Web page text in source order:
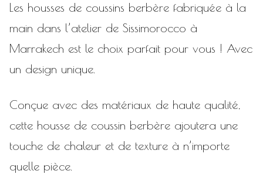
Les housses de coussins berbère fabriquée à la
main dans l’atelier de Sissimorocco à
Marrakech est le choix parfait pour vous ! Avec
un design unique.
Conçue avec des matériaux de haute qualité,
cette housse de coussin berbère ajoutera une
touche de chaleur et de texture à n’importe
quelle pièce.